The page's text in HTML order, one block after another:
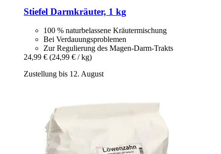
Stiefel Darmkräuter, 1 kg
100 % naturbelassene Kräutermischung
Bei Verdauungsproblemen
Zur Regulierung des Magen-Darm-Trakts
24,99 € (24,99 € / kg)
Zustellung bis 12. August